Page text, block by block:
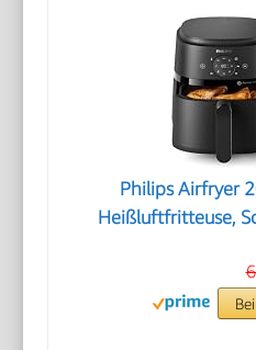
Philips Airfryer
Heißluftfritteuse,